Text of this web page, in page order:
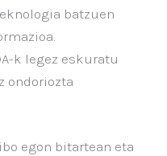
batzuen
k legez eskuratu
ondoriozta
egon bitartean eta